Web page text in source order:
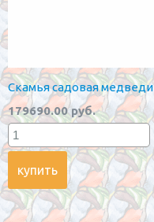
Скамья садовая медведи
179690.00 руб.